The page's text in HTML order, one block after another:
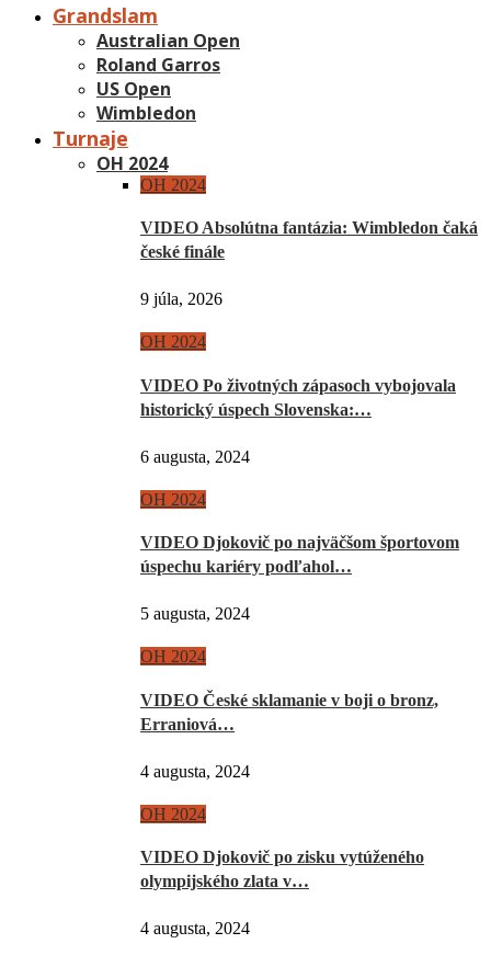
Grandslam
Australian Open
Roland Garros
US Open
Wimbledon
Turnaje
OH 2024
OH 2024
VIDEO Absolútna fantázia: Wimbledon čaká
české finále
9 júla, 2026
OH 2024
VIDEO Po životných zápasoch vybojovala
historický úspech Slovenska:…
6 augusta, 2024
OH 2024
VIDEO Djokovič po najväčšom športovom
úspechu kariéry podľahol…
5 augusta, 2024
OH 2024
VIDEO České sklamanie v boji o bronz,
Erraniová…
4 augusta, 2024
OH 2024
VIDEO Djokovič po zisku vytúženého
olympijského zlata v…
4 augusta, 2024